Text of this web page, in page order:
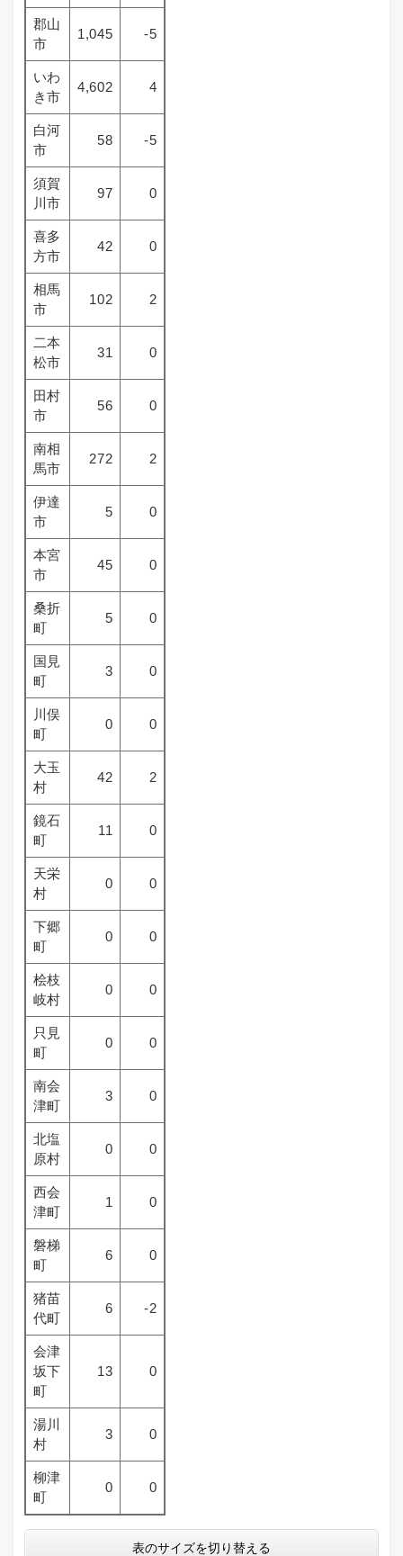
郡山
市
1,045 -5
いわ
き市
4,602 4
白河
市
58 -5
須賀
川市
97 0
喜多
方市
42 0
相馬
市
102 2
二本
松市
31 0
田村
市
56 0
南相
馬市
272 2
伊達
市
5 0
本宮
市
45 0
桑折
町
5 0
国見
町
3 0
川俣
町
0 0
大玉
村
42 2
鏡石
町
11 0
天栄
村
0 0
下郷
町
0 0
桧枝
岐村
0 0
只見
町
0 0
南会
津町
3 0
北塩
原村
0 0
西会
津町
1 0
磐梯
町
6 0
猪苗
代町
6 -2
会津
坂下
町
13 0
湯川
村
3 0
柳津
町
0 0
表のサイズを切り替える